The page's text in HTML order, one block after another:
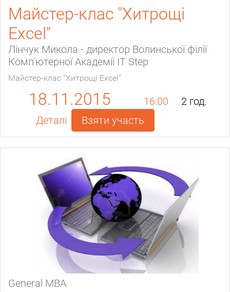
Майстер-клас "Хитрощі
Excel"
Лінчук Микола - директор Волинської філії
Комп'ютерної Академії IT Step
Майстер-клас "Хитрощі Excel"
18.11.2015 16:00
2 год.
Деталі
Взяти участь
General МВА